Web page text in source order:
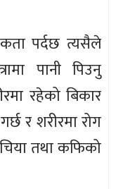
पर्दछ त्यसैले
पानी पिउनु
रहेको बिकार
र शरीरमा रोग
तथा कफिको